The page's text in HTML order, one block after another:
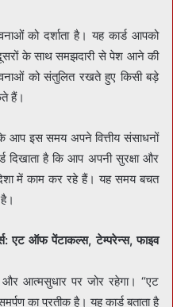
को दर्शाता है। यह कार्ड आपको
के साथ समझदारी से पेश आने की
को संतुलित रखते हुए किसी बड़े
हैं।
आप इस समय अपने वित्तीय संसाधनों
दिखाता है कि आप अपनी सुरक्षा और
में काम कर रहे हैं। यह समय बचत
एट ऑफ पेंटाकल्स, टेम्परेन्स, फाइव
और आत्मसुधार पर जोर रहेगा। “एट
का प्रतीक है। यह कार्ड बताता है